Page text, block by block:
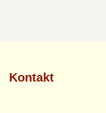
Kontakt